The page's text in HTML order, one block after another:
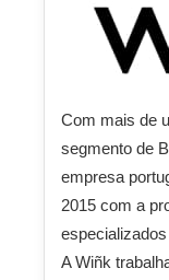
Com mais de
segmento de
empresa
2015 com a
A Wiñk